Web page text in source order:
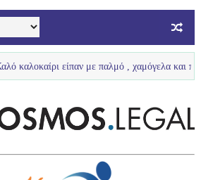
είπαν με παλμό , χαμόγελα και πολύ νερό τα